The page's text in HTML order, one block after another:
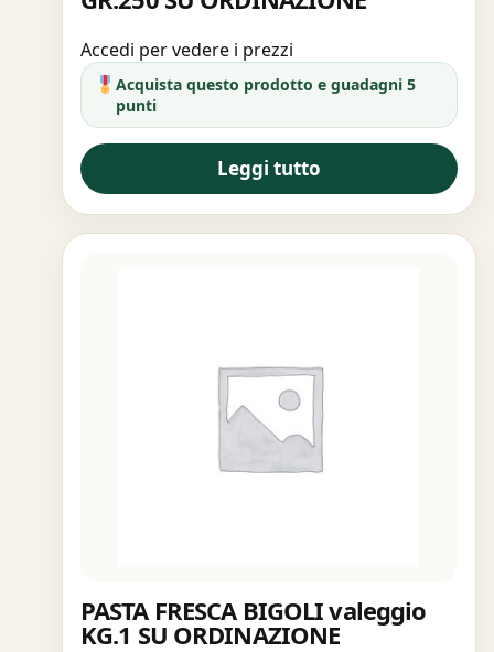
Accedi per vedere i prezzi
Acquista questo prodotto e guadagni 5
punti
Leggi tutto
PASTA FRESCA BIGOLI valeggio
KG.1 SU ORDINAZIONE